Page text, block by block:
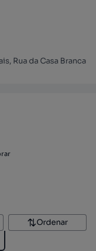
Rua da Casa Branca
Ordenar